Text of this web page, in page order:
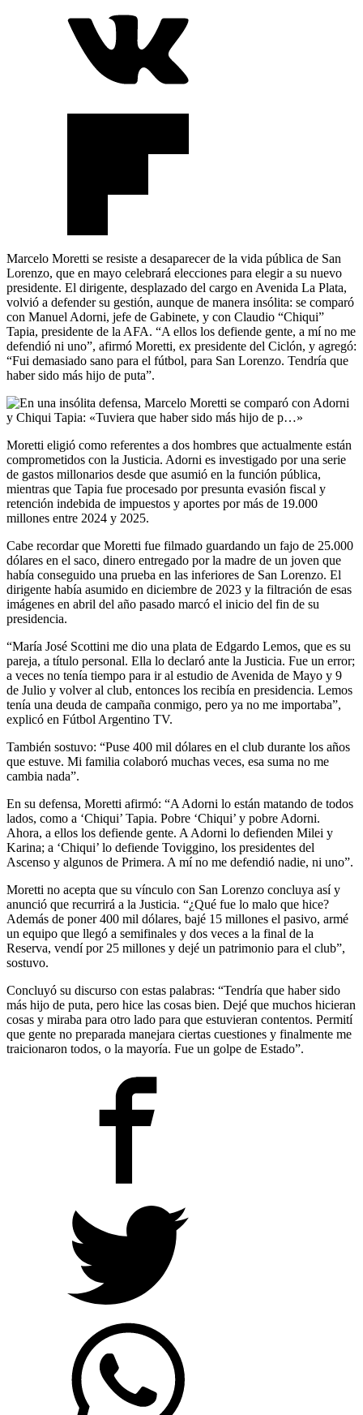
Marcelo Moretti se resiste a desaparecer de la vida pública de San
Lorenzo, que en mayo celebrará elecciones para elegir a su nuevo
presidente. El dirigente, desplazado del cargo en Avenida La Plata,
volvió a defender su gestión, aunque de manera insólita: se comparó
con Manuel Adorni, jefe de Gabinete, y con Claudio “Chiqui”
Tapia, presidente de la AFA. “A ellos los defiende gente, a mí no me
defendió ni uno”, afirmó Moretti, ex presidente del Ciclón, y agregó:
“Fui demasiado sano para el fútbol, para San Lorenzo. Tendría que
haber sido más hijo de puta”.
Moretti eligió como referentes a dos hombres que actualmente están
comprometidos con la Justicia. Adorni es investigado por una serie
de gastos millonarios desde que asumió en la función pública,
mientras que Tapia fue procesado por presunta evasión fiscal y
retención indebida de impuestos y aportes por más de 19.000
millones entre 2024 y 2025.
Cabe recordar que Moretti fue filmado guardando un fajo de 25.000
dólares en el saco, dinero entregado por la madre de un joven que
había conseguido una prueba en las inferiores de San Lorenzo. El
dirigente había asumido en diciembre de 2023 y la filtración de esas
imágenes en abril del año pasado marcó el inicio del fin de su
presidencia.
“María José Scottini me dio una plata de Edgardo Lemos, que es su
pareja, a título personal. Ella lo declaró ante la Justicia. Fue un error;
a veces no tenía tiempo para ir al estudio de Avenida de Mayo y 9
de Julio y volver al club, entonces los recibía en presidencia. Lemos
tenía una deuda de campaña conmigo, pero ya no me importaba”,
explicó en Fútbol Argentino TV.
También sostuvo: “Puse 400 mil dólares en el club durante los años
que estuve. Mi familia colaboró muchas veces, esa suma no me
cambia nada”.
En su defensa, Moretti afirmó: “A Adorni lo están matando de todos
lados, como a ‘Chiqui’ Tapia. Pobre ‘Chiqui’ y pobre Adorni.
Ahora, a ellos los defiende gente. A Adorni lo defienden Milei y
Karina; a ‘Chiqui’ lo defiende Toviggino, los presidentes del
Ascenso y algunos de Primera. A mí no me defendió nadie, ni uno”.
Moretti no acepta que su vínculo con San Lorenzo concluya así y
anunció que recurrirá a la Justicia. “¿Qué fue lo malo que hice?
Además de poner 400 mil dólares, bajé 15 millones el pasivo, armé
un equipo que llegó a semifinales y dos veces a la final de la
Reserva, vendí por 25 millones y dejé un patrimonio para el club”,
sostuvo.
Concluyó su discurso con estas palabras: “Tendría que haber sido
más hijo de puta, pero hice las cosas bien. Dejé que muchos hicieran
cosas y miraba para otro lado para que estuvieran contentos. Permití
que gente no preparada manejara ciertas cuestiones y finalmente me
traicionaron todos, o la mayoría. Fue un golpe de Estado”.